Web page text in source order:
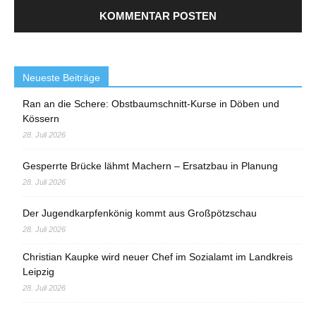
Neueste Beiträge
Ran an die Schere: Obstbaumschnitt-Kurse in Döben und
Kössern
28. Juli 2026
Gesperrte Brücke lähmt Machern – Ersatzbau in Planung
28. Juli 2026
Der Jugendkarpfenkönig kommt aus Großpötzschau
28. Juli 2026
Christian Kaupke wird neuer Chef im Sozialamt im Landkreis
Leipzig
28. Juli 2026